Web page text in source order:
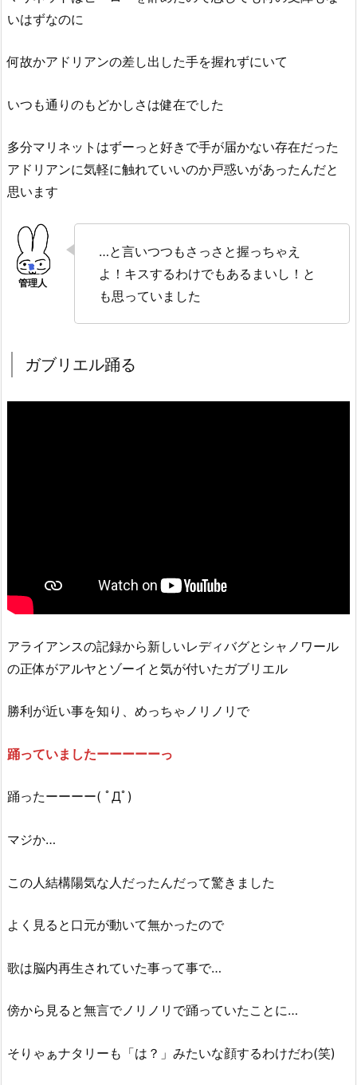
いはずなのに
何故かアドリアンの差し出した手を握れずにいて
いつも通りのもどかしさは健在でした
多分マリネットはずーっと好きで手が届かない存在だった
アドリアンに気軽に触れていいのか戸惑いがあったんだと
思います
…と言いつつもさっさと握っちゃえ
よ！キスするわけでもあるまいし！と
も思っていました
ガブリエル踊る
アライアンスの記録から新しいレディバグとシャノワール
の正体がアルヤとゾーイと気が付いたガブリエル
勝利が近い事を知り、めっちゃノリノリで
踊っていましたーーーーーっ
踊ったーーーー( ﾟДﾟ)
マジか…
この人結構陽気な人だったんだって驚きました
よく見ると口元が動いて無かったので
歌は脳内再生されていた事って事で…
傍から見ると無言でノリノリで踊っていたことに…
そりゃぁナタリーも「は？」みたいな顔するわけだわ(笑)